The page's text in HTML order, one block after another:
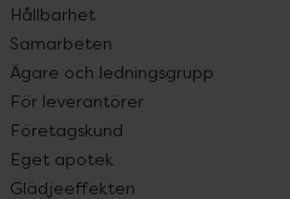
Hållbarhet
Samarbeten
Ägare och ledningsgrupp
För leverantörer
Företagskund
Eget apotek
Glädjeeffekten